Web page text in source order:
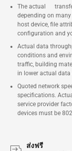
The actual transfer
depending on
host device, file
configuration and
Actual data
conditions and
traffic, building
in lower actual
Quoted network
specifications.
service provider
devices must be
ส่งฟรี